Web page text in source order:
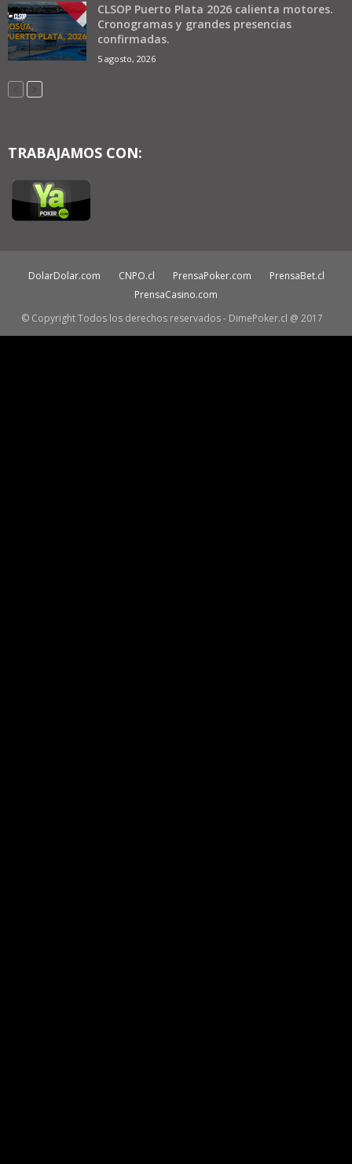
CLSOP Puerto Plata 2026 calienta motores.
Cronogramas y grandes presencias
confirmadas.
5 agosto, 2026
TRABAJAMOS CON:
DolarDolar.com CNPO.cl PrensaPoker.com
PrensaBet.cl
PrensaCasino.com
© Copyright Todos los derechos reservados - DimePoker.cl @ 2017